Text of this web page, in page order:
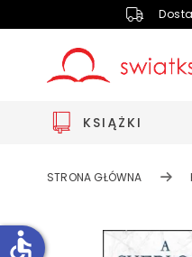
KSIĄŻKI
STRONA GŁÓWNA
accessible